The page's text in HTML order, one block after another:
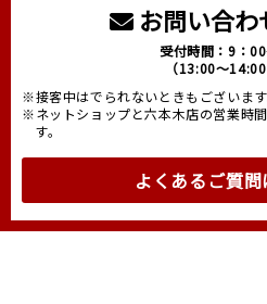
お問い合わ
受付時間：9：
（13:00～14:00
※接客中はでられないときもございます
※ネットショップと六本木店の営業時
す。
よくあるご質問